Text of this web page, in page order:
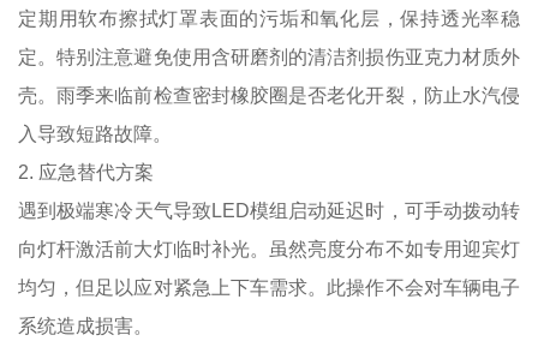
定期用软布擦拭灯罩表面的污垢和氧化层，保持透光率稳
定。特别注意避免使用含研磨剂的清洁剂损伤亚克力材质外
壳。雨季来临前检查密封橡胶圈是否老化开裂，防止水汽侵
入导致短路故障。
2. 应急替代方案
遇到极端寒冷天气导致LED模组启动延迟时，可手动拨动转
向灯杆激活前大灯临时补光。虽然亮度分布不如专用迎宾灯
均匀，但足以应对紧急上下车需求。此操作不会对车辆电子
系统造成损害。